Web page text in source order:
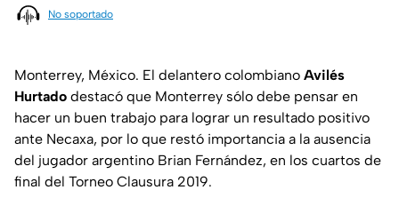
No soportado
Monterrey, México. El delantero colombiano Avilés
Hurtado destacó que Monterrey sólo debe pensar en
hacer un buen trabajo para lograr un resultado positivo
ante Necaxa, por lo que restó importancia a la ausencia
del jugador argentino Brian Fernández, en los cuartos de
final del Torneo Clausura 2019.